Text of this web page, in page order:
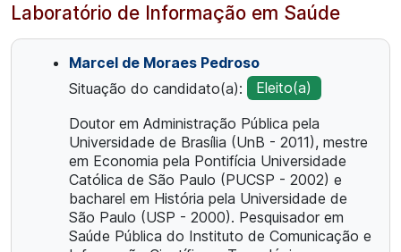
Laboratório de Informação em Saúde
Marcel de Moraes Pedroso
Situação do candidato(a):
Eleito(a)
Doutor em Administração Pública pela
Universidade de Brasília (UnB - 2011), mestre
em Economia pela Pontifícia Universidade
Católica de São Paulo (PUCSP - 2002) e
bacharel em História pela Universidade de
São Paulo (USP - 2000). Pesquisador em
Saúde Pública do Instituto de Comunicação e